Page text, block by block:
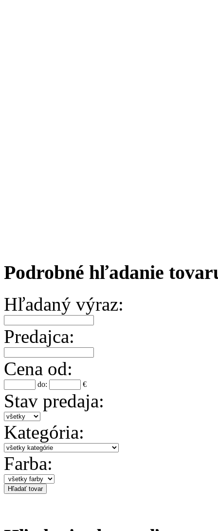
Podrobné hľadanie
Hľadaný výraz:
Predajca:
Cena od:
do: €
Stav predaja:
Kategória:
Farba: